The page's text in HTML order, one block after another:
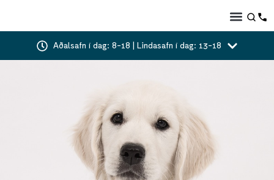
Aðalsafn í dag: 8-18 | Lindasafn í dag: 13-18